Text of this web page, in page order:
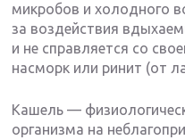
микробов и холодного
за воздействия
и не справляется со
насморк или ринит (от
Кашель —
организма на